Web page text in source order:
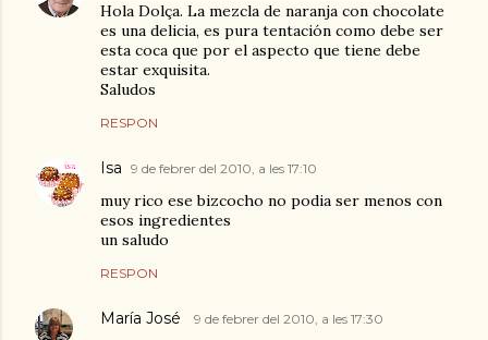
Hola Dolça. La mezcla de naranja con chocolate
es una delicia, es pura tentación como debe ser
esta coca que por el aspecto que tiene debe
estar exquisita.
Saludos
RESPON
Isa 9 de febrer del 2010, a les 17:10
muy rico ese bizcocho no podia ser menos con
esos ingredientes
un saludo
RESPON
María José 9 de febrer del 2010, a les 17:30